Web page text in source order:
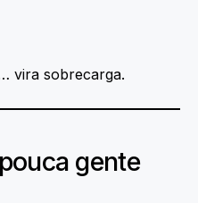
vira sobrecarga.
gente